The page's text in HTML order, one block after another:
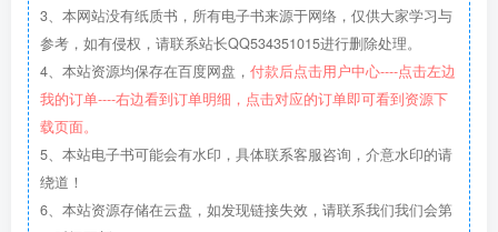
3、本网站没有纸质书，所有电子书来源于网络，仅供大家学习与
参考，如有侵权，请联系站长QQ534351015进行删除处理。
4、本站资源均保存在百度网盘， 付款后点击用户中心----点击左边
我的订单----右边看到订单明细，点击对应的订单即可看到资源下
载页面。
5、本站电子书可能会有水印，具体联系客服咨询，介意水印的请
绕道！
6、本站资源存储在云盘，如发现链接失效，请联系我们我们会第